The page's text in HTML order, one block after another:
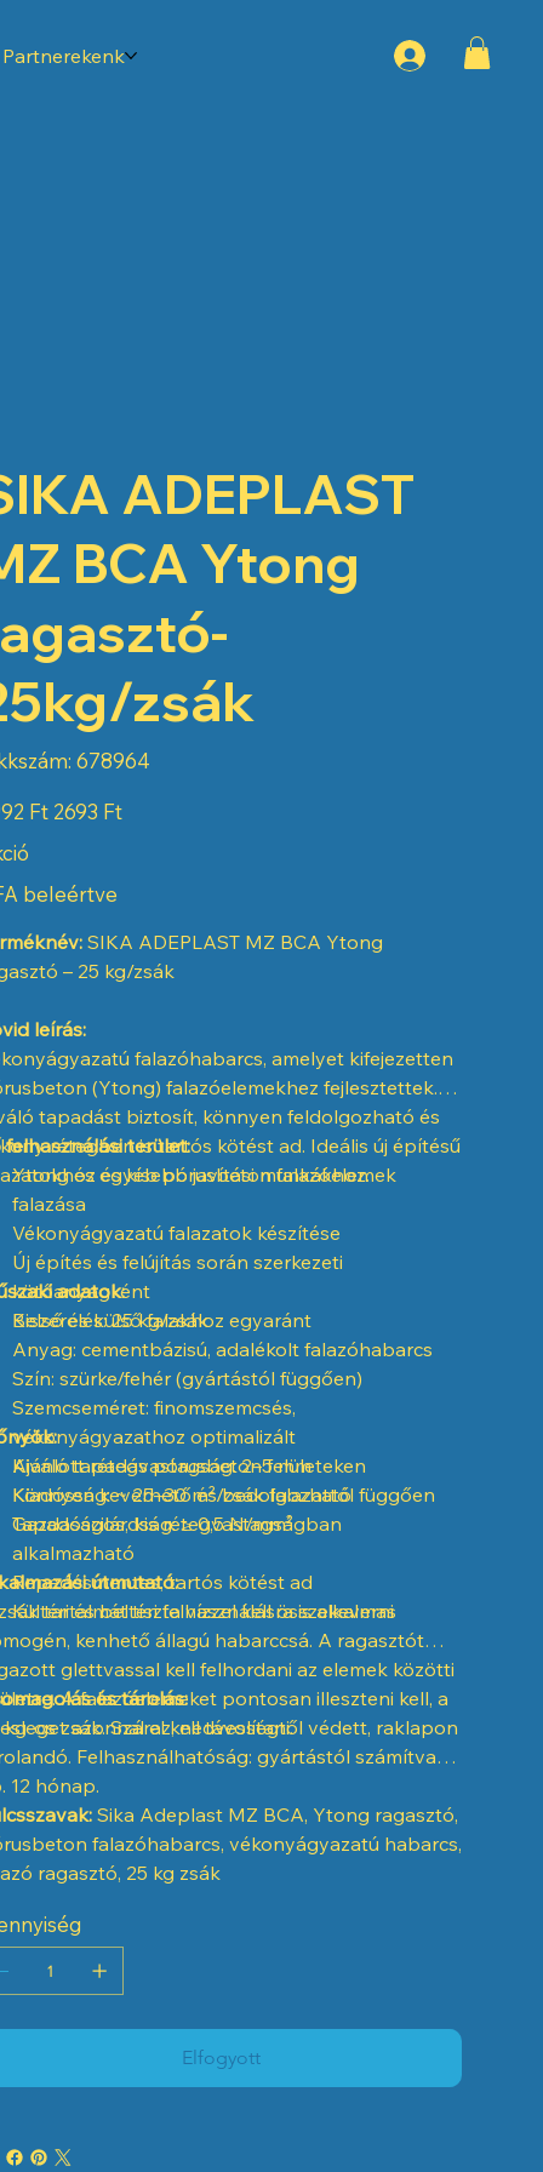
Partnerekenk
ADEPLAST
BCA Ytong
zsák
Cikkszám:
678964
678964
Ft Akciós
ár
2693 Ft
beleértve
SIKA ADEPLAST MZ BCA Ytong
– 25 kg/zsák
leírás:
falazóhabarcs, amelyet kifejezetten
(Ytong) falazóelemekhez fejlesztettek.
tapadást biztosít, könnyen feldolgozható és
rétegben is tartós kötést ad. Ideális új építésű
és kisebb javítási munkákhoz.
felhasználási terület:
Ytong és egyéb pórusbeton falazóelemek
falazása
Vékonyágyazatú falazatok készítése
Új építés és felújítás során szerkezeti
kötőanyagként
Belső és külső falakhoz egyaránt
adatok:
Kiszerelés: 25 kg/zsák
Anyag: cementbázisú, adalékolt falazóhabarcs
Szín: szürke/fehér (gyártástól függően)
Szemcseméret: finomszemcsés,
vékonyágyazathoz optimalizált
Ajánlott rétegvastagság: 2–5 mm
Kiadósság: ~ 25–30 m²/zsák falazattól függően
Tapadószilárdság: ≥ 0,5 N/mm²
Kiváló tapadás pórusbeton felületeken
Könnyen keverhető és bedolgozható
Gazdaságos, kis rétegvastagságban
alkalmazható
Repedésmentes, tartós kötést ad
Kültéri és beltéri felhasználásra is alkalmas
útmutató:
tartalmát tiszta vízzel kell összekeverni
kenhető állagú habarccsá. A ragasztót
glettvassal kell felhordani az elemek közötti
A falazóelemeket pontosan illeszteni kell, a
azonnal el kell távolítani.
és tárolás:
kg-os zsák. Száraz, nedvességtől védett, raklapon
Felhasználhatóság: gyártástól számítva
12 hónap.
Sika Adeplast MZ BCA, Ytong ragasztó,
falazóhabarcs, vékonyágyazatú habarcs,
ragasztó, 25 kg zsák
Elfogyott